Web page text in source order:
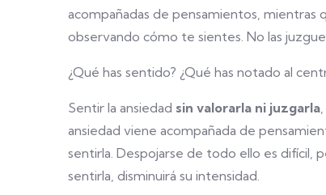
acompañadas de pensamientos,
observando cómo te sientes. No las
¿Qué has sentido? ¿Qué has notado al
Sentir la ansiedad sin valorarla ni juzgarla
ansiedad viene acompañada de
sentirla. Despojarse de todo ello es difícil,
sentirla, disminuirá su intensidad.